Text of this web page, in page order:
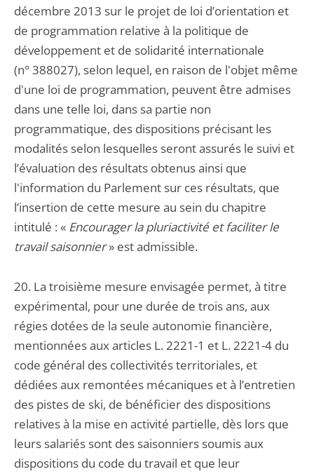
décembre 2013 sur le projet de loi d’orientation et
de programmation relative à la politique de
développement et de solidarité internationale
(n° 388027), selon lequel, en raison de l'objet même
d'une loi de programmation, peuvent être admises
dans une telle loi, dans sa partie non
programmatique, des dispositions précisant les
modalités selon lesquelles seront assurés le suivi et
l’évaluation des résultats obtenus ainsi que
l'information du Parlement sur ces résultats, que
l’insertion de cette mesure au sein du chapitre
intitulé : « Encourager la pluriactivité et faciliter le
travail saisonnier» est admissible.
20. La troisième mesure envisagée permet, à titre
expérimental, pour une durée de trois ans, aux
régies dotées de la seule autonomie financière,
mentionnées aux articles L. 2221-1 et L. 2221-4 du
code général des collectivités territoriales, et
dédiées aux remontées mécaniques et à l’entretien
des pistes de ski, de bénéficier des dispositions
relatives à la mise en activité partielle, dès lors que
leurs salariés sont des saisonniers soumis aux
dispositions du code du travail et que leur